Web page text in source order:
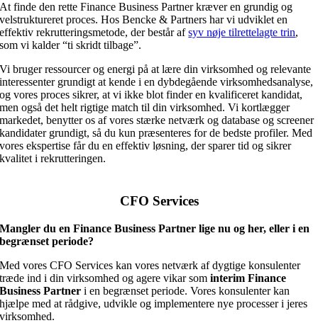
At finde den rette Finance Business Partnerkræver en grundig og
velstruktureret proces. Hos Bencke & Partners har vi udviklet en
effektiv rekrutteringsmetode, der består afsyv nøje tilrettelagte trin,
som vi kalder “ti skridt tilbage”.
Vi bruger ressourcer og energi på at lære din virksomhed og relevante
interessenter grundigt at kende i en dybdegående virksomhedsanalyse,
og vores proces sikrer, at vi ikke blot finder en kvalificeret kandidat,
men også det helt rigtige match til din virksomhed. Vi kortlægger
markedet, benytter os af vores stærke netværk og database og screener
kandidater grundigt, så du kun præsenteres for de bedste profiler. Med
vores ekspertise får du en effektiv løsning, der sparer tid og sikrer
kvalitet i rekrutteringen.
CFO Services
Mangler du en Finance Business Partner lige nu og her, eller i en
begrænset periode?
Med vores CFO Services kan vores netværk af dygtige konsulenter
træde ind i din virksomhed og agere vikar sominterim Finance
Business Partner i en begrænset periode. Vores konsulenter kan
hjælpe med at rådgive, udvikle og implementere nye processer i jeres
virksomhed.